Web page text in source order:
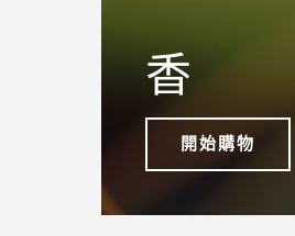
香
開始購物